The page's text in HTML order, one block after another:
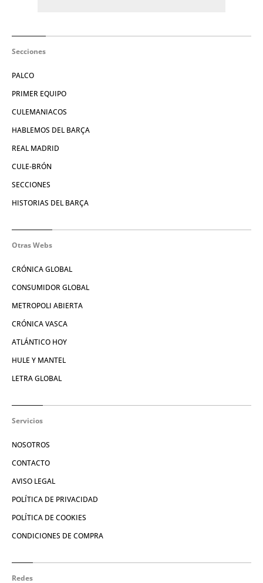
Secciones
PALCO
PRIMER EQUIPO
CULEMANIACOS
HABLEMOS DEL BARÇA
REAL MADRID
CULE-BRÓN
SECCIONES
HISTORIAS DEL BARÇA
Otras Webs
CRÓNICA GLOBAL
CONSUMIDOR GLOBAL
METROPOLI ABIERTA
CRÓNICA VASCA
ATLÁNTICO HOY
HULE Y MANTEL
LETRA GLOBAL
Servicios
NOSOTROS
CONTACTO
AVISO LEGAL
POLÍTICA DE PRIVACIDAD
POLÍTICA DE COOKIES
CONDICIONES DE COMPRA
Redes